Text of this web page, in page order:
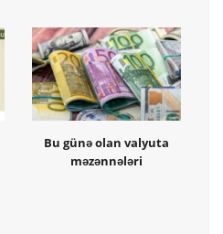
Bu günə olan valyuta
məzənnələri